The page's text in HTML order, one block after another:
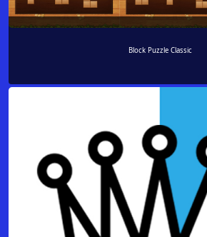
Block Puzzle Classic